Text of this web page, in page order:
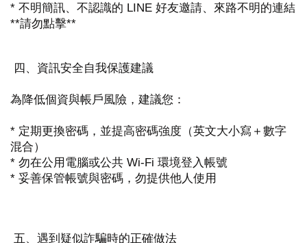
* 不明簡訊、不認識的 LINE 好友邀請、來路不明的連結
**請勿點擊**
四、資訊安全自我保護建議
為降低個資與帳戶風險，建議您：
* 定期更換密碼，並提高密碼強度（英文大小寫＋數字
混合）
* 勿在公用電腦或公共 Wi-Fi 環境登入帳號
* 妥善保管帳號與密碼，勿提供他人使用
五、遇到疑似詐騙時的正確做法